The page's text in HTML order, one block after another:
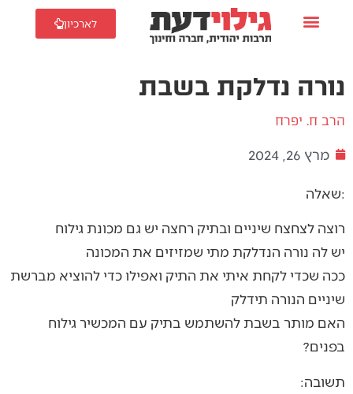
לארכיון
נורה נדלקת בשבת
הרב ח. יפרח
מרץ 26, 2024
שאלה:
רוצה לצחצח שיניים ובתיק רחצה יש גם מכונת גילוח
יש לה נורה הנדלקת מתי שמזיזים את המכונה
ככה שכדי לקחת איתי את התיק ואפילו כדי להוציא מברשת
שיניים הנורה תידלק
האם מותר בשבת להשתמש בתיק עם המכשיר גילוח
בפנים?
תשובה: